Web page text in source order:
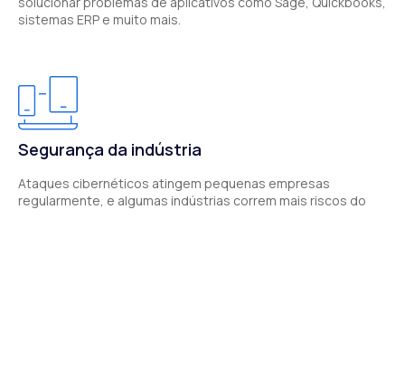
sistemas ERP e muito mais.
Segurança da indústria
Ataques cibernéticos atingem pequenas empresas
regularmente, e algumas indústrias correm mais riscos do